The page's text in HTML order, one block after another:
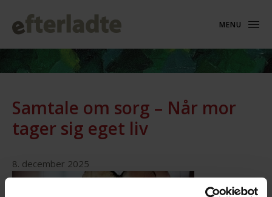
MENU
Samtale om sorg – Når mor
tager sig eget liv
8. december 2025